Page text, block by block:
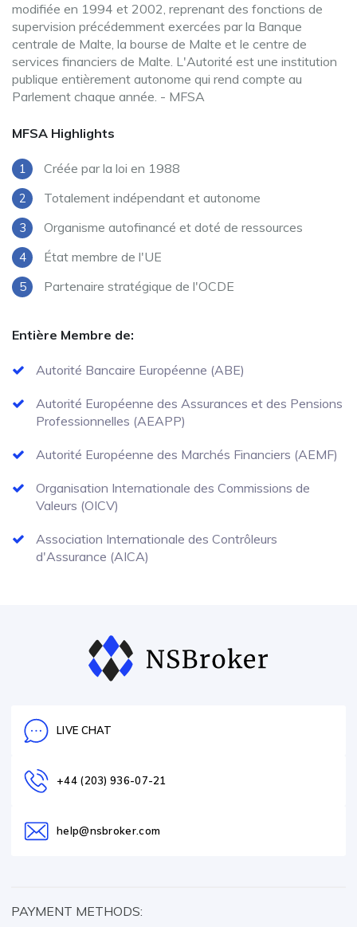
modifiée en 1994 et 2002, reprenant des fonctions de
supervision précédemment exercées par la Banque
centrale de Malte, la bourse de Malte et le centre de
services financiers de Malte. L'Autorité est une institution
publique entièrement autonome qui rend compte au
Parlement chaque année. - MFSA
MFSA Highlights
Créée par la loi en 1988
Totalement indépendant et autonome
Organisme autofinancé et doté de ressources
État membre de l'UE
Partenaire stratégique de l'OCDE
Entière Membre de:
Autorité Bancaire Européenne (ABE)
Autorité Européenne des Assurances et des Pensions
Professionnelles (AEAPP)
Autorité Européenne des Marchés Financiers (AEMF)
Organisation Internationale des Commissions de
Valeurs (OICV)
Association Internationale des Contrôleurs
d'Assurance (AICA)
LIVE CHAT
+44 (203) 936-07-21
help@nsbroker.com
PAYMENT METHODS: